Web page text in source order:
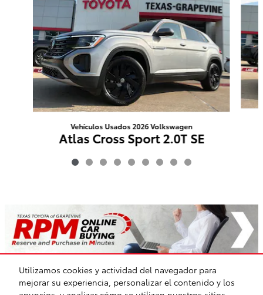
Utilizamos cookies y actividad del navegador para
mejorar su experiencia, personalizar el contenido y los
Vehículos Usados 2026 Volkswagen
Atlas Cross Sport 2.0T SE
Paquetes y Accesorios Incluidos